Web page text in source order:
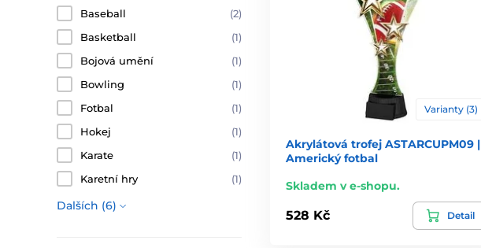
Baseball
(2)
Basketball
(1)
Bojová umění
(1)
Bowling
(1)
Fotbal
(1)
Hokej
(1)
Karate
(1)
Karetní hry
(1)
Dalších (6)
Varianty (3)
Akrylátová trofej ASTARCUPM09 |
Americký fotbal
Skladem v e-shopu.
528 Kč Detail